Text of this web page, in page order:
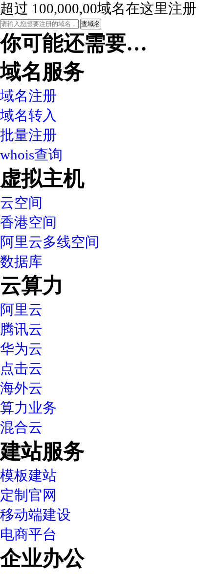
超过 100,000,00域名在这里注册
你可能还需要…
域名服务
域名注册
域名转入
批量注册
whois查询
虚拟主机
云空间
香港空间
阿里云多线空间
数据库
云算力
阿里云
腾讯云
华为云
点击云
海外云
算力业务
混合云
建站服务
模板建站
定制官网
移动端建设
电商平台
企业办公